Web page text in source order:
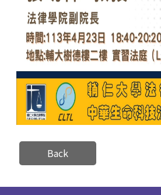
Back